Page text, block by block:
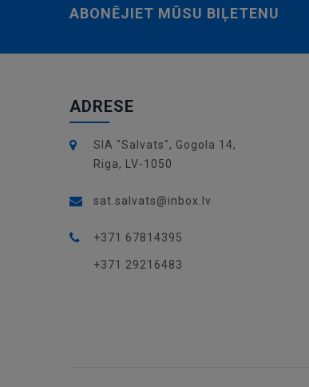
ABONĒJIET MŪSU BIĻETENU
ADRESE
SIA "Salvats", Gogola 14,
Riga, LV-1050
sat.salvats@inbox.lv
+371 67814395
+371 29216483